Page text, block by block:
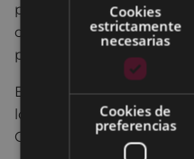
protagonismo. Un
dinámico
y mágico. ¡Un
para
hijos!
Espectáculo de magia
los programas
GURASOAK BERBETAN,
Cookies
estrictamente
necesarias
Cookies de
preferencias